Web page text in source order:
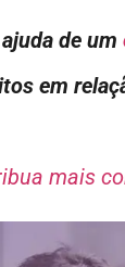
de um
em
mais